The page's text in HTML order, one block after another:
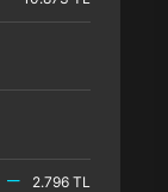
2.796 TL